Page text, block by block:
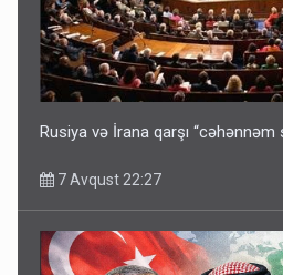
Rusiya və İrana qarşı “cəhənnəm
7 Avqust 22:27